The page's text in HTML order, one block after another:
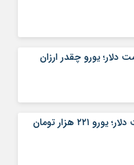
یورو چقدر ارزان
ثبات صبحگاهی قیمت دلار؛ یورو ۲۲۱ هزار تومان